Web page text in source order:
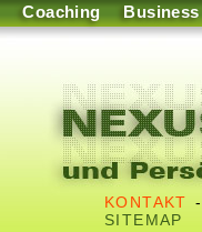
Coaching Business
KONTAKT
SITEMAP